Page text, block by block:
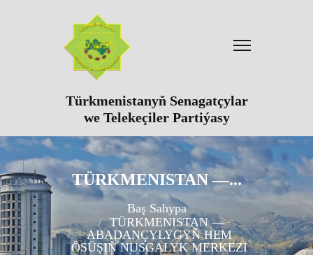
Türkmenistanyň Senagatçylar
we Telekeçiler Partiýasy
TÜRKMENISTAN ––...
Baş Sahypa
TÜRKMENISTAN ––
ABADANÇYLYGYŇ HEM
ÖSÜŞIŇ NUSGALYK MERKEZI